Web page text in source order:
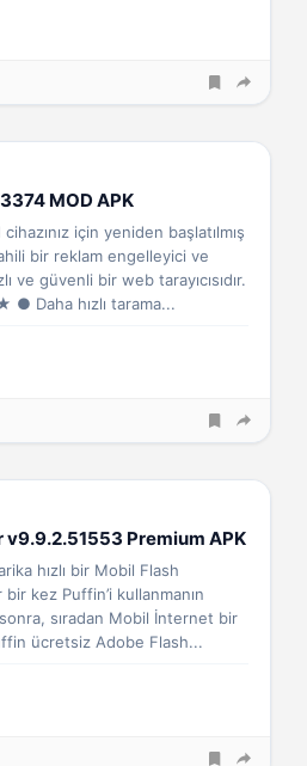
MOD APK
için yeniden başlatılmış
bir reklam engelleyici ve
ve güvenli bir web tarayıcısıdır.
Daha hızlı tarama...
Premium APK
hızlı bir Mobil Flash
bir kez Puffin’i kullanmanın
sonra, sıradan Mobil İnternet bir
ücretsiz Adobe Flash...